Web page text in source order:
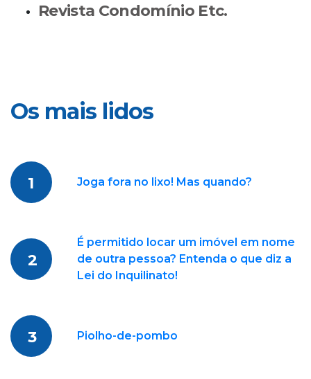
Revista Condomínio Etc.
Os mais lidos
1 Joga fora no lixo! Mas quando?
2
É permitido locar um imóvel em nome
de outra pessoa? Entenda o que diz a
Lei do Inquilinato!
3 Piolho-de-pombo